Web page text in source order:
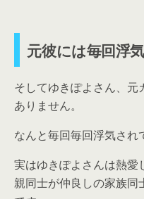
元彼には毎回浮
そしてゆきぽよさん、元
ありません。
なんと毎回毎回浮気され
実はゆきぽよさんは熱愛
親同士が仲良しの家族同